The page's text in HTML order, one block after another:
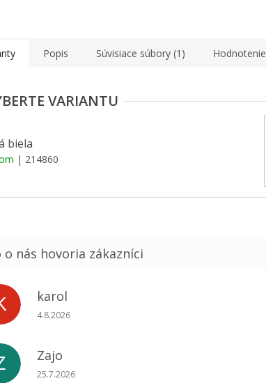
Popis Súvisiace súbory (1) Hodnotenie
biela
| 214860
karol
Hodnotenie obchodu je 5 z 5 hviezdičiek.
4.8.2026
Zajo
Hodnotenie obchodu je 5 z 5 hviezdičiek.
25.7.2026